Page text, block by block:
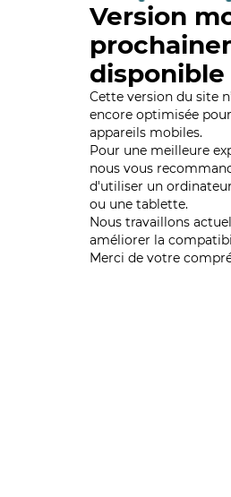
Version
disponible
Cette version du site
encore optimisée
appareils mobiles.
Pour une meilleure
nous vous
d'utiliser un
ou une tablette.
Nous travaillons
améliorer la
Merci de votre